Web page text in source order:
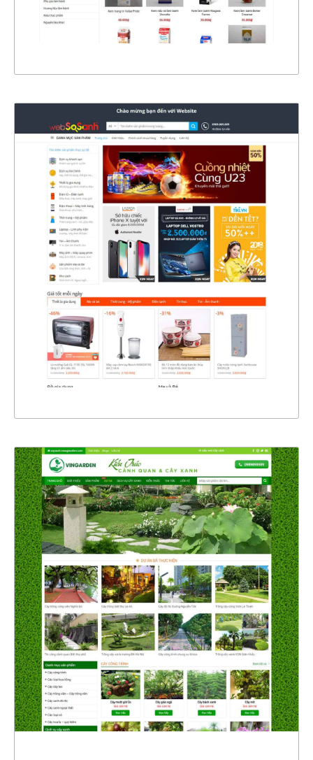
XEM THỰC TẾ
4364
CHI TIẾT
XEM THỰC TẾ
4352
CHI TIẾT
XEM THỰC TẾ